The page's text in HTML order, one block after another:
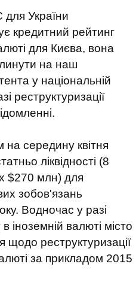
України
кредитний рейтинг
для Києва, вона
на наш
у національній
реструктуризації
середину квітня
ліквідності (8
$270 млн) для
зобов'язань
Водночас у разі
іноземній валюті місто
реструктуризації
за прикладом 2015